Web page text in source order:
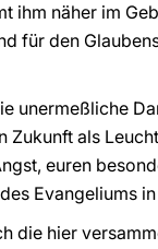
ihm näher im
für den
unermeßliche
Zukunft als
euren
Evangeliums
die hier